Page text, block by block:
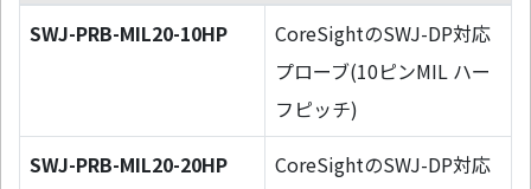
SWJ-PRB-MIL20-10HP
CoreSightのSWJ-DP対応
プローブ(10ピンMIL ハー
フピッチ)
SWJ-PRB-MIL20-20HP
CoreSightのSWJ-DP対応